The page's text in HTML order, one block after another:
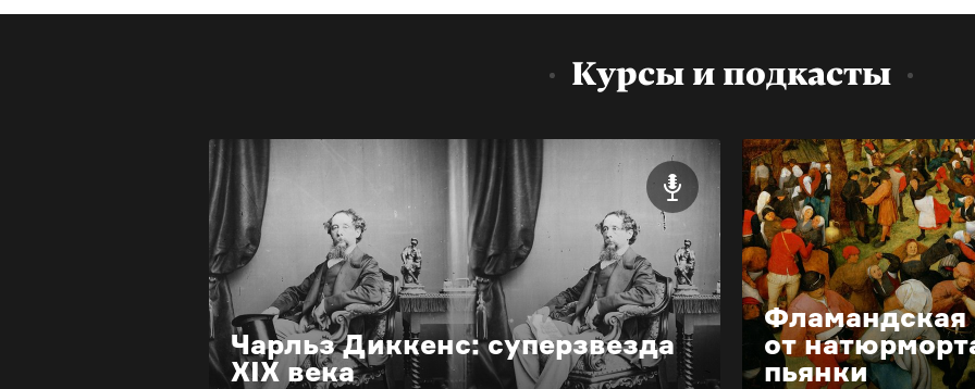
Курсы и подкасты
Чарльз Диккенс: суперзвезда
XIX века
Фламандская
от
пьянки